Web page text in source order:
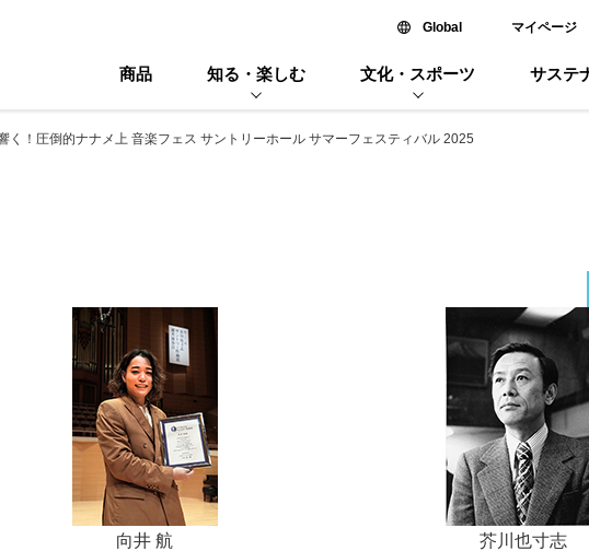
Global新しいウィンドウで開
マイページ
商品 知る・楽しむ 文化・スポーツ サステ
く！圧倒的ナナメ上 音楽フェス サントリーホール サマーフェスティバル 2025
向井 航 芥川也寸志